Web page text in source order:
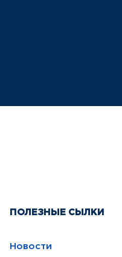
ПОЛЕЗНЫЕ СЫЛКИ
Новости